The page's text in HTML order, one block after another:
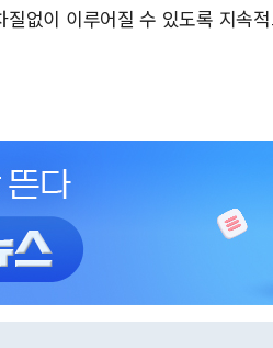
없이 이루어질 수 있도록 지속